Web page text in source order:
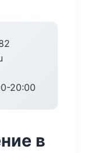
20:00
в